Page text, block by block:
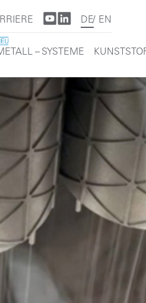
DE EN
– SYSTEME